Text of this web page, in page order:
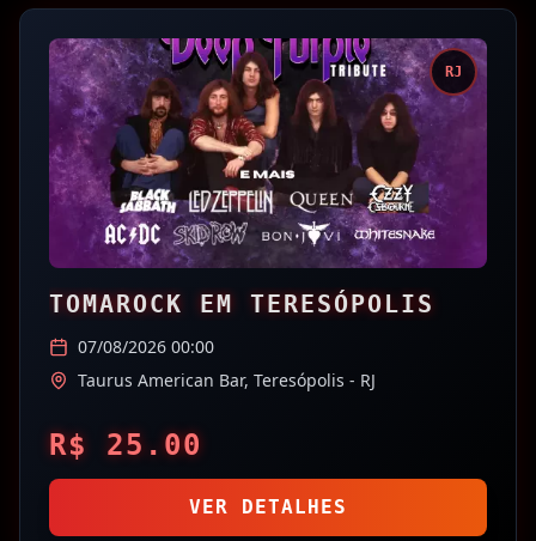
RJ
TOMAROCK EM TERESÓPOLIS
07/08/2026 00:00
Taurus American Bar, Teresópolis - RJ
R$ 25.00
VER DETALHES